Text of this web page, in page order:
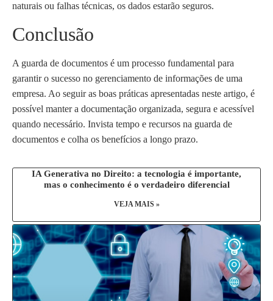
naturais ou falhas técnicas, os dados estarão seguros.
Conclusão
A guarda de documentos é um processo fundamental para
garantir o sucesso no gerenciamento de informações de uma
empresa. Ao seguir as boas práticas apresentadas neste artigo, é
possível manter a documentação organizada, segura e acessível
quando necessário. Invista tempo e recursos na guarda de
documentos e colha os benefícios a longo prazo.
IA Generativa no Direito: a tecnologia é importante,
mas o conhecimento é o verdadeiro diferencial
VEJA MAIS »